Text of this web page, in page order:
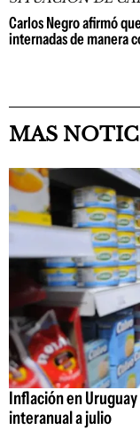
Carlos Negro afirmó
internadas de manera
MAS
Inflación en
interanual a julio